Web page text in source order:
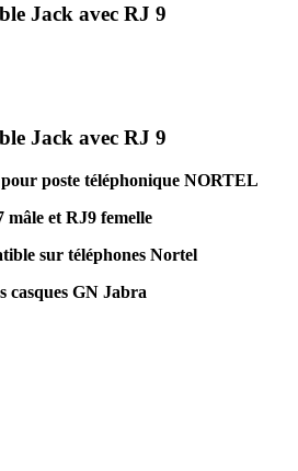
Jack avec RJ 9
Jack avec RJ 9
poste téléphonique NORTEL
mâle et RJ9 femelle
sur téléphones Nortel
casques GN Jabra